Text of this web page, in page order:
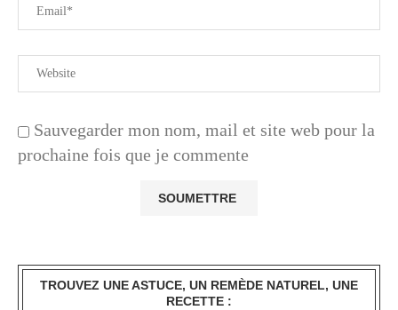
Sauvegarder mon nom, mail et site web pour la
prochaine fois que je commente
TROUVEZ UNE ASTUCE, UN REMÈDE NATUREL, UNE
RECETTE :